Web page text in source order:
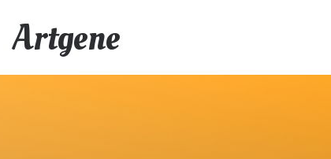
Artgene